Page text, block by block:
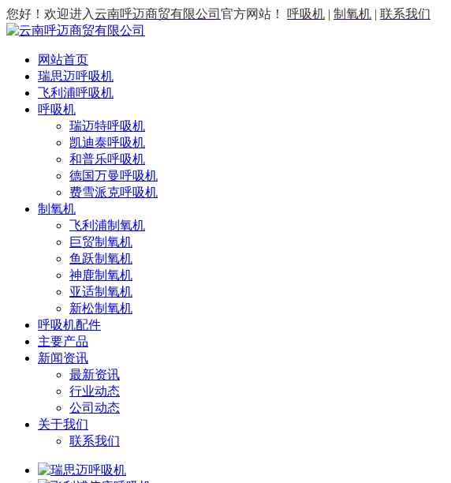
您好！欢迎进入云南呼迈商贸有限公司 官方网站！ 呼吸机 | 制氧机 | 联系我们
网站首页
瑞思迈呼吸机
飞利浦呼吸机
呼吸机
瑞迈特呼吸机
凯迪泰呼吸机
和普乐呼吸机
德国万曼呼吸机
费雪派克呼吸机
制氧机
飞利浦制氧机
巨贸制氧机
鱼跃制氧机
神鹿制氧机
亚适制氧机
新松制氧机
呼吸机配件
主要产品
新闻资讯
最新资讯
行业动态
公司动态
关于我们
联系我们